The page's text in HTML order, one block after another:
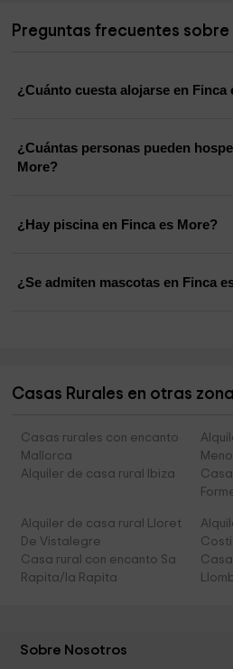
Preguntas frecuentes sobre
¿Cuánto cuesta alojarse en Finca
¿Cuántas personas pueden
More?
¿Hay piscina en Finca es More?
¿Se admiten mascotas en Finca
Casas Rurales en otras
Casas rurales con encanto
Mallorca
Alquiler de casa rural Ibiza
Alquiler de casa rural Lloret
De Vistalegre
Casa rural con encanto Sa
Rapita/la Rapita
Sobre Nosotros